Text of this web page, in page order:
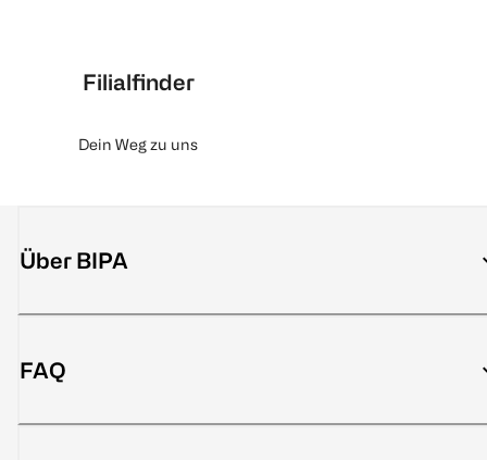
Filialfinder
Dein Weg zu uns
Über BIPA
FAQ